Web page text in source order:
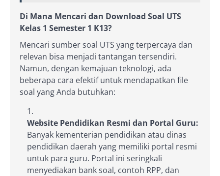
Di Mana Mencari dan Download Soal UTS
Kelas 1 Semester 1 K13?
Mencari sumber soal UTS yang terpercaya dan
relevan bisa menjadi tantangan tersendiri.
Namun, dengan kemajuan teknologi, ada
beberapa cara efektif untuk mendapatkan file
soal yang Anda butuhkan:
Website Pendidikan Resmi dan Portal Guru:
Banyak kementerian pendidikan atau dinas
pendidikan daerah yang memiliki portal resmi
untuk para guru. Portal ini seringkali
menyediakan bank soal, contoh RPP, dan